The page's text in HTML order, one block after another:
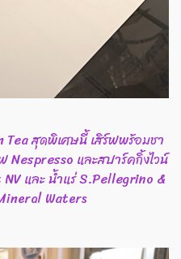
Tea สุดพิเศษนี้ เสิร์ฟพร้อมชา
Nespresso และสปาร์คกิ้งไวน์
และ น้ำแร่ S.Pellegrino &
Waters